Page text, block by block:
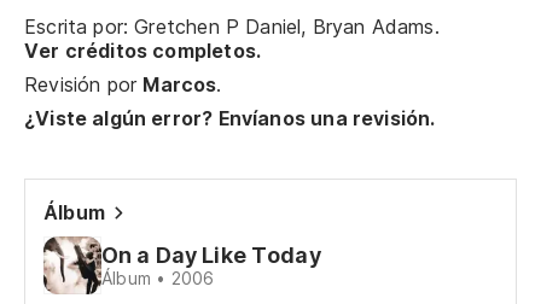
Escrita por: Gretchen P Daniel, Bryan Adams.
Ver créditos completos.
Revisión por Marcos.
¿Viste algún error? Envíanos una revisión.
Álbum
On a Day Like Today
Álbum • 2006